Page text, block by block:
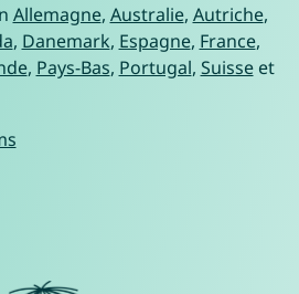
Allemagne, Australie, Autriche,
, Danemark, Espagne, France,
, Pays-Bas, Portugal, Suisseet